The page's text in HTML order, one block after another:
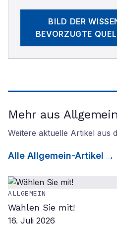
BILD DER
BEVORZUGTE
Mehr aus Allgemein
Weitere aktuelle Artikel aus
Alle Allgemein-Artikel
ALLGEMEIN
Wählen Sie mit!
16. Juli 2026